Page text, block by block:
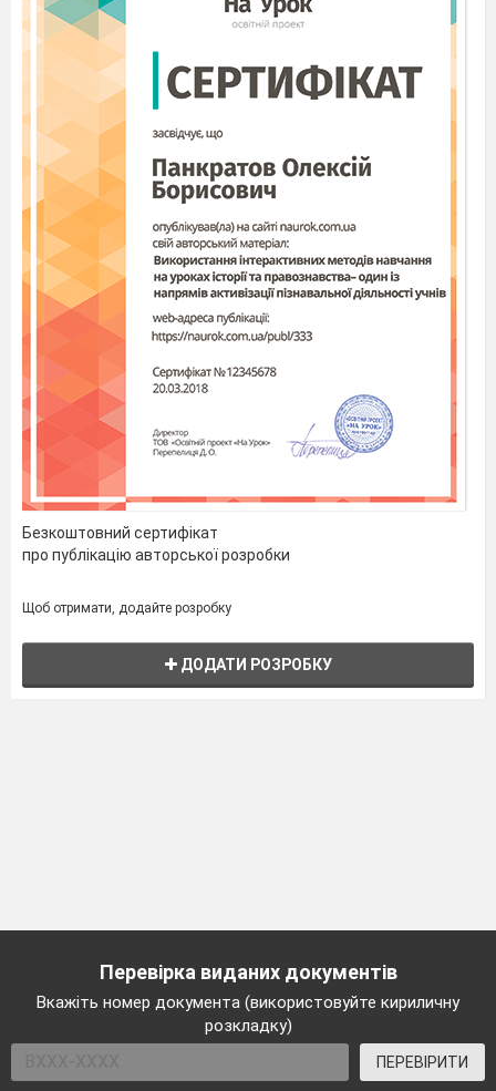
Безкоштовний сертифікат
про публікацію авторської розробки
Щоб отримати, додайте розробку
ДОДАТИ РОЗРОБКУ
Перевірка виданих документів
Вкажіть номер документа (використовуйте кириличну
розкладку)
ПЕРЕВІРИТИ